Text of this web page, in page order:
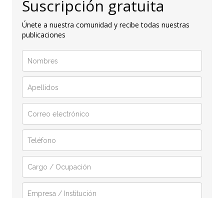
Suscripción gratuita
Únete a nuestra comunidad y recibe todas nuestras
publicaciones